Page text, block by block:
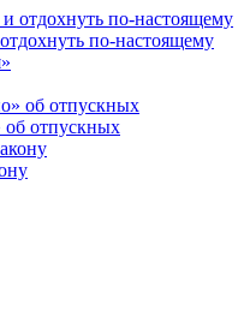
по-настоящему
об отпускных